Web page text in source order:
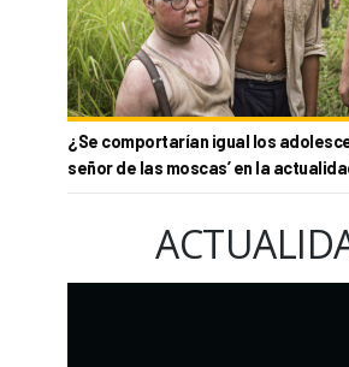
¿Se comportarían igual los
señor de las moscas’ en la